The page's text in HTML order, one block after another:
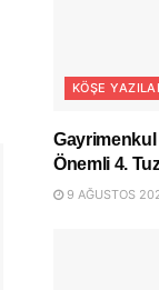
KÖŞE
Gayrimenkul
Önemli 4.
9 AĞUSTOS